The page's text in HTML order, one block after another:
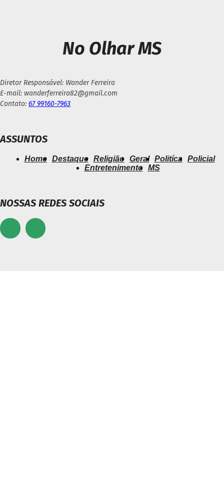
No Olhar MS
Diretor Responsável: Wander Ferreira
E-mail: wanderferreira82@gmail.com
Contato: 67 99160-7963
ASSUNTOS
Home Destaque Religião Geral Politíca
Policial
Entretenimento
MS
NOSSAS REDES SOCIAIS